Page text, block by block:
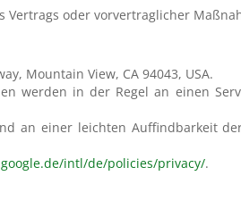
Vertrags oder vorvertraglicher
Mountain View, CA 94043, USA.
werden in der Regel an einen
an einer leichten Auffindbarkeit
intl/de/policies/privacy/.